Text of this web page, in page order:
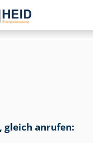
gleich anrufen: